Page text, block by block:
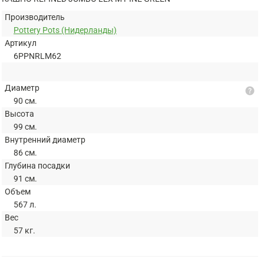
Производитель
Pottery Pots (Нидерланды)
Артикул
6PPNRLM62
Диаметр
90 см.
Высота
99 см.
Внутренний диаметр
86 см.
Глубина посадки
91 см.
Объем
567 л.
Вес
57 кг.
help